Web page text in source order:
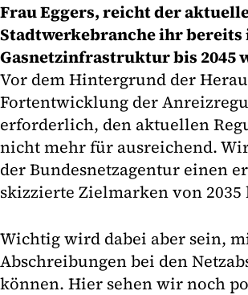
Frau Eggers, reicht der
Stadtwerkebranche ihr bereits
Gasnetzinfrastruktur bis 2045
Vor dem Hintergrund der
Fortentwicklung der
erforderlich, den aktuellen
nicht mehr für ausreichend.
der Bundesnetzagentur einen
skizzierte Zielmarken von 2035
Wichtig wird dabei aber sein,
Abschreibungen bei den
können. Hier sehen wir noch